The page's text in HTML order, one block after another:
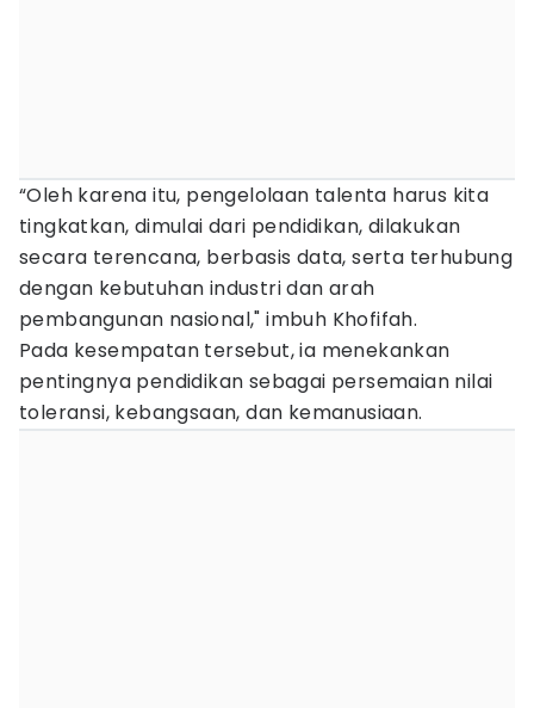
“Oleh karena itu, pengelolaan talenta harus kita
tingkatkan, dimulai dari pendidikan, dilakukan
secara terencana, berbasis data, serta terhubung
dengan kebutuhan industri dan arah
pembangunan nasional," imbuh Khofifah.
Pada kesempatan tersebut, ia menekankan
pentingnya pendidikan sebagai persemaian nilai
toleransi, kebangsaan, dan kemanusiaan.